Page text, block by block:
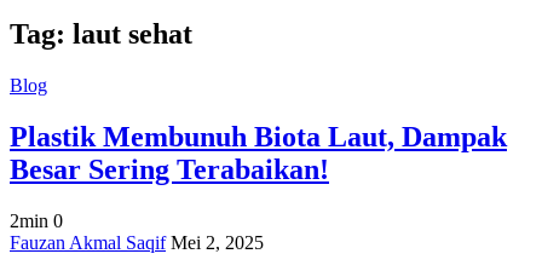
Tag: laut sehat
Blog
Plastik Membunuh Biota Laut, Dampak
Besar Sering Terabaikan!
2min 0
on
Fauzan Akmal Saqif Mei 2, 2025